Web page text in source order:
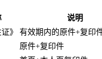
说明
》
有效期内的原件+复印
原件+复印件